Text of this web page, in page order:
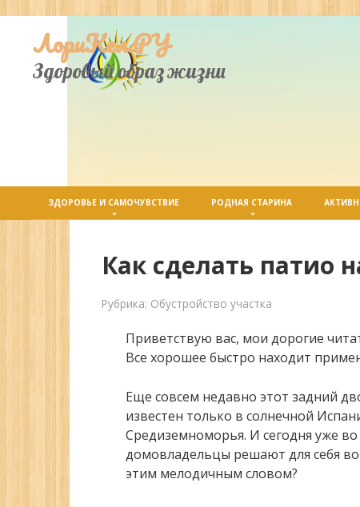
контентуЛориКел.РУ
Здоровый образ жизни
ЗДОРОВЬЕ И САМОЧУВСТВИЕ РОДНАЯ СТАРИНА
Как сделать патио
Рубрика: Обустройство участка
Приветствую вас, мои дорогие
Все хорошее быстро находит
Еще совсем недавно этот задний
известен только в солнечной
Средиземноморья. И сегодня уже
домовладельцы решают для себя
этим мелодичным словом?